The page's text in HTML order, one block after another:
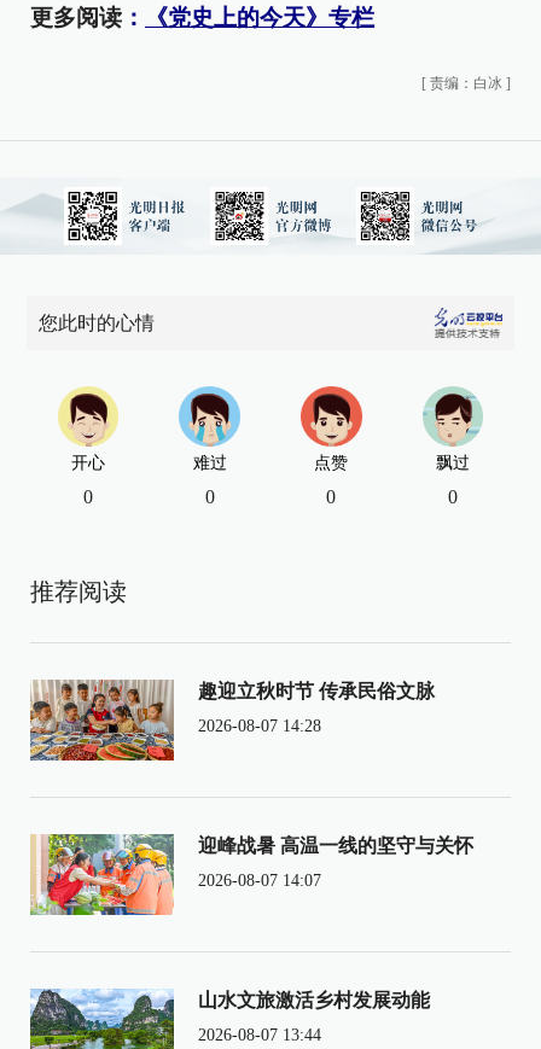
更多阅读 ： 《党史上的今天》专栏
[ 责编：白冰 ]
您此时的心情
开心
0
难过
0
点赞
0
飘过
0
推荐阅读
趣迎立秋时节 传承民俗文脉
2026-08-07 14:28
迎峰战暑 高温一线的坚守与关怀
2026-08-07 14:07
山水文旅激活乡村发展动能
2026-08-07 13:44